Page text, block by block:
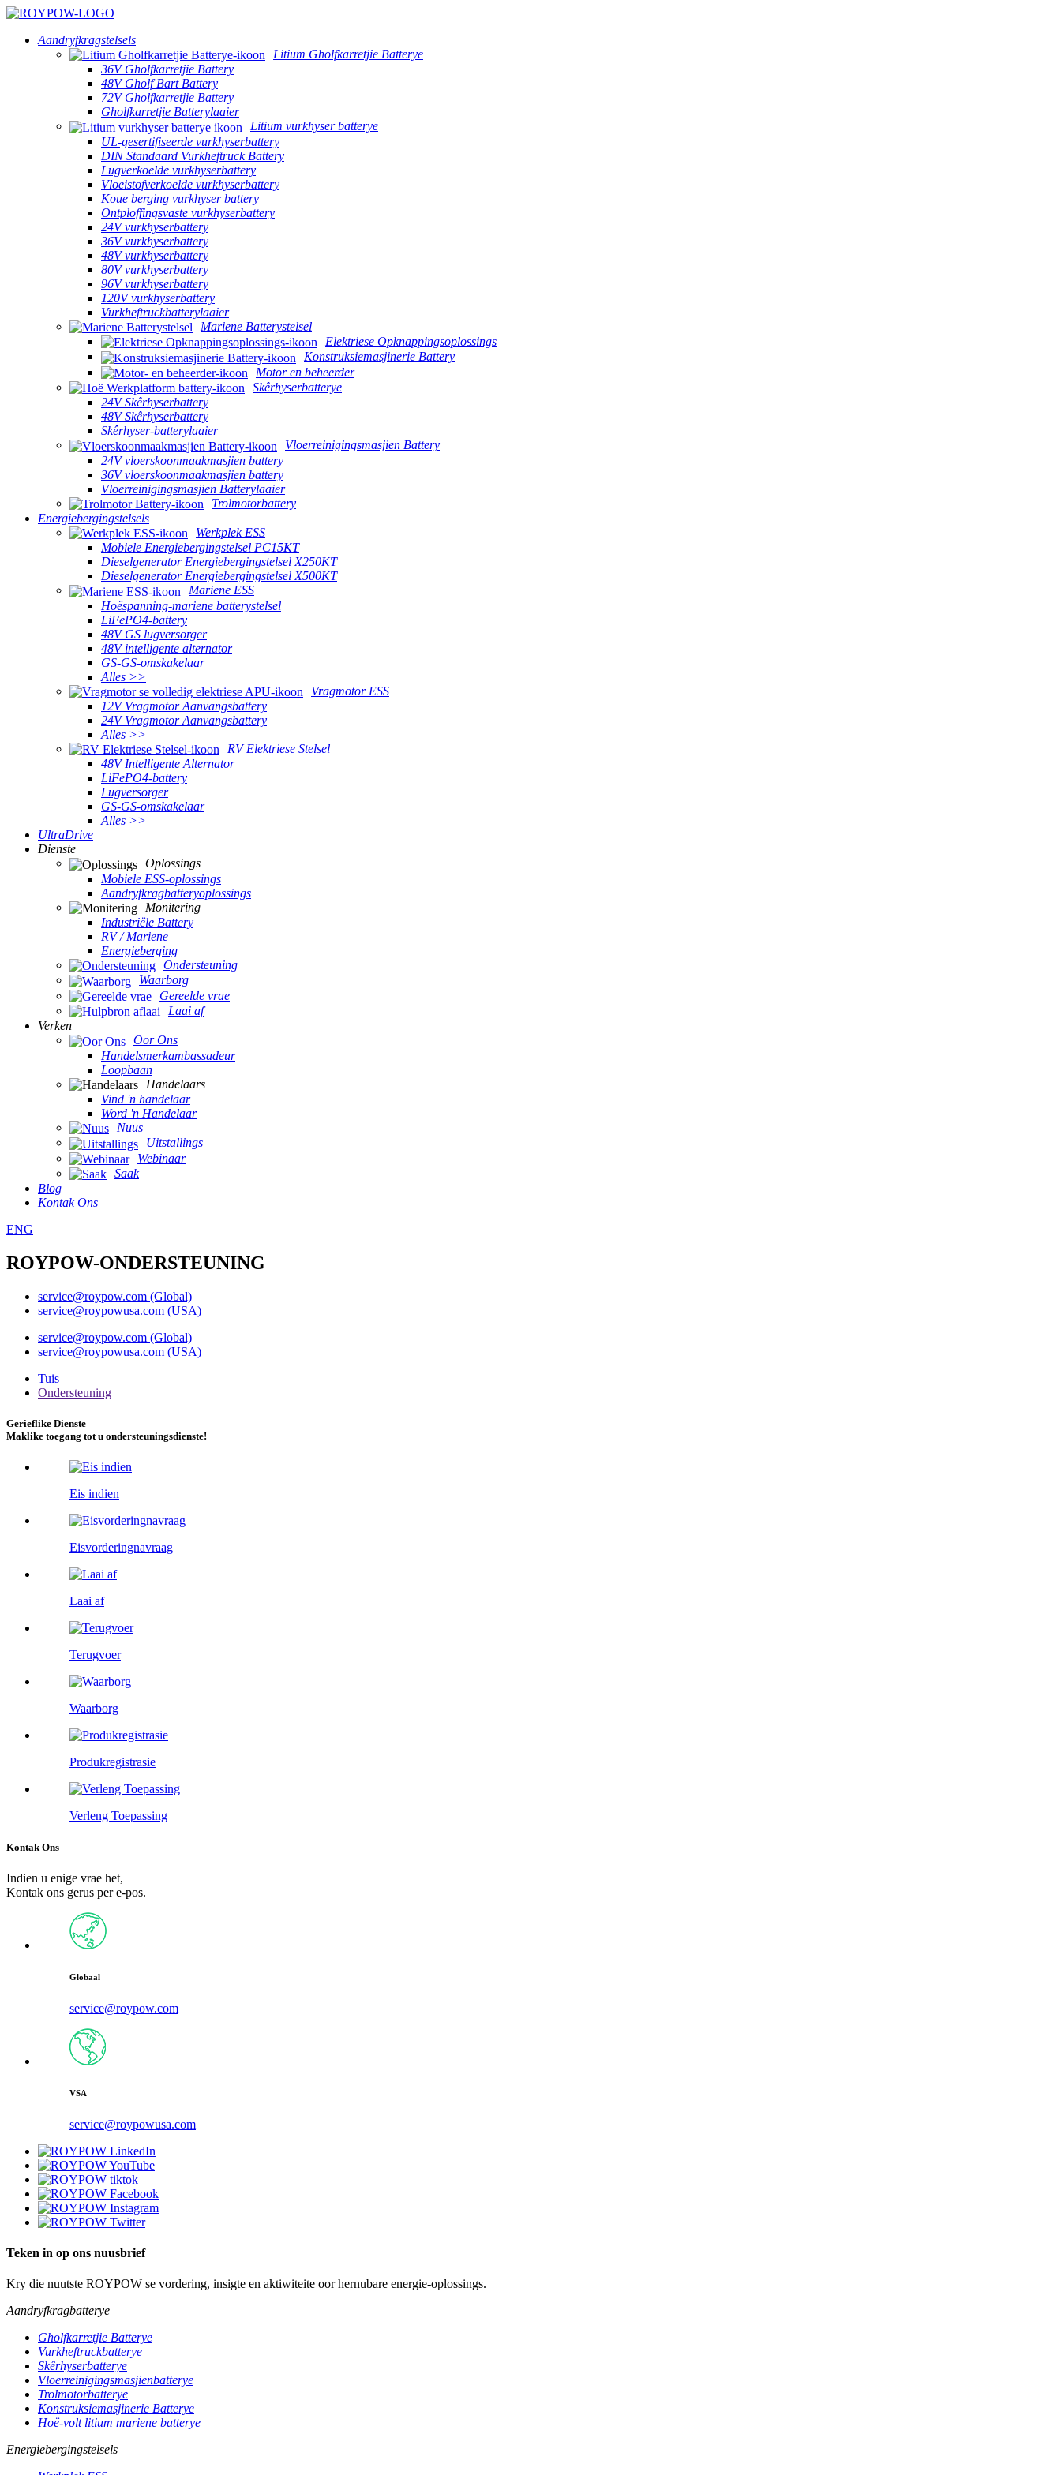
Aandryfkragstelsels
Litium Gholfkarretjie Batterye
36V Gholfkarretjie Battery
48V Gholf Bart Battery
72V Gholfkarretjie Battery
Gholfkarretjie Batterylaaier
Litium vurkhyser batterye
UL-gesertifiseerde vurkhyserbattery
DIN Standaard Vurkheftruck Battery
Lugverkoelde vurkhyserbattery
Vloeistofverkoelde vurkhyserbattery
Koue berging vurkhyser battery
Ontploffingsvaste vurkhyserbattery
24V vurkhyserbattery
36V vurkhyserbattery
48V vurkhyserbattery
80V vurkhyserbattery
96V vurkhyserbattery
120V vurkhyserbattery
Vurkheftruckbatterylaaier
Mariene Batterystelsel
Elektriese Opknappingsoplossings
Konstruksiemasjinerie Battery
Motor en beheerder
Skêrhyserbatterye
24V Skêrhyserbattery
48V Skêrhyserbattery
Skêrhyser-batterylaaier
Vloerreinigingsmasjien Battery
24V vloerskoonmaakmasjien battery
36V vloerskoonmaakmasjien battery
Vloerreinigingsmasjien Batterylaaier
Trolmotorbattery
Energiebergingstelsels
Werkplek ESS
Mobiele Energiebergingstelsel PC15KT
Dieselgenerator Energiebergingstelsel X250KT
Dieselgenerator Energiebergingstelsel X500KT
Mariene ESS
Hoëspanning-mariene batterystelsel
LiFePO4-battery
48V GS lugversorger
48V intelligente alternator
GS-GS-omskakelaar
Alles >>
Vragmotor ESS
12V Vragmotor Aanvangsbattery
24V Vragmotor Aanvangsbattery
Alles >>
RV Elektriese Stelsel
48V Intelligente Alternator
LiFePO4-battery
Lugversorger
GS-GS-omskakelaar
Alles >>
UltraDrive
Dienste
Oplossings
Mobiele ESS-oplossings
Aandryfkragbatteryoplossings
Monitering
Industriële Battery
RV / Mariene
Energieberging
Ondersteuning
Waarborg
Gereelde vrae
Laai af
Verken
Oor Ons
Handelsmerkambassadeur
Loopbaan
Handelaars
Vind 'n handelaar
Word 'n Handelaar
Nuus
Uitstallings
Webinaar
Saak
Blog
Kontak Ons
ENG
ROYPOW-ONDERSTEUNING
service@roypow.com (Global)
service@roypowusa.com (USA)
service@roypow.com (Global)
service@roypowusa.com (USA)
Tuis
Ondersteuning
Gerieflike Dienste
Maklike toegang tot u ondersteuningsdienste!
Eis indien
Eisvorderingnavraag
Laai af
Terugvoer
Waarborg
Produkregistrasie
Verleng Toepassing
Kontak Ons
Indien u enige vrae het,
Kontak ons ​​gerus per e-pos.
Globaal
service@roypow.com
VSA
service@roypowusa.com
Teken in op ons nuusbrief
Kry die nuutste ROYPOW se vordering, insigte en aktiwiteite oor hernubare energie-oplossings.
Aandryfkragbatterye
Gholfkarretjie Batterye
Vurkheftruckbatterye
Skêrhyserbatterye
Vloerreinigingsmasjienbatterye
Trolmotorbatterye
Konstruksiemasjinerie Batterye
Hoë-volt litium mariene batterye
Energiebergingstelsels